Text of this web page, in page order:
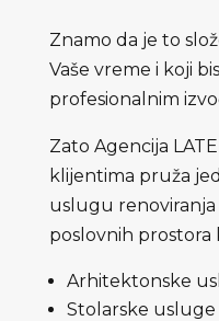
Znamo da je to
Vaše vreme i koji
profesionalnim
Zato Agencija
klijentima pruža
uslugu renoviranja
poslovnih prostora
Arhitektonske
Stolarske usluge